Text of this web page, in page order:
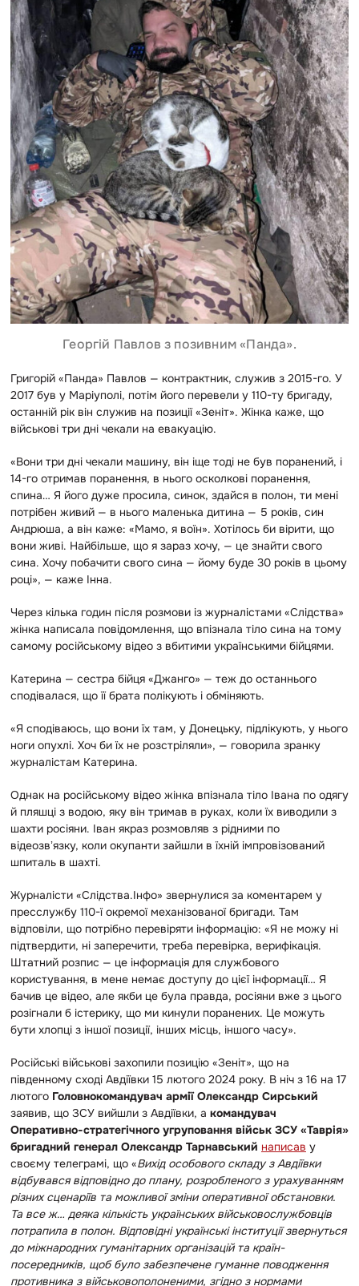
Георгій Павлов з позивним «Панда».
Григорій «Панда» Павлов — контрактник, служив з 2015-го. У
2017 був у Маріуполі, потім його перевели у 110-ту бригаду,
останній рік він служив на позиції «Зеніт». Жінка каже, що
військові три дні чекали на евакуацію.
«Вони три дні чекали машину, він іще тоді не був поранений, і
14-го отримав поранення, в нього осколкові поранення,
спина… Я його дуже просила, синок, здайся в полон, ти мені
потрібен живий — в нього маленька дитина — 5 років, син
Андрюша, а він каже: «Мамо, я воїн». Хотілось би вірити, що
вони живі. Найбільше, що я зараз хочу, — це знайти свого
сина. Хочу побачити свого сина — йому буде 30 років в цьому
році», — каже Інна.
Через кілька годин після розмови із журналістами «Слідства»
жінка написала повідомлення, що впізнала тіло сина на тому
самому російському відео з вбитими українськими бійцями.
Катерина — сестра бійця «Джанго» — теж до останнього
сподівалася, що її брата полікують і обміняють.
«Я сподіваюсь, що вони їх там, у Донецьку, підлікують, у нього
ноги опухлі. Хоч би їх не розстріляли», — говорила зранку
журналістам Катерина.
Однак на російському відео жінка впізнала тіло Івана по одягу
й пляшці з водою, яку він тримав в руках, коли їх виводили з
шахти росіяни. Іван якраз розмовляв з рідними по
відеозвʼязку, коли окупанти зайшли в їхній імпровізований
шпиталь в шахті.
Журналісти «Слідства.Інфо» звернулися за коментарем у
пресслужбу 110-ї окремої механізованої бригади. Там
відповіли, що потрібно перевіряти інформацію: «Я не можу ні
підтвердити, ні заперечити, треба перевірка, верифікація.
Штатний розпис — це інформація для службового
користування, в мене немає доступу до цієї інформації… Я
бачив це відео, але якби це була правда, росіяни вже з цього
розігнали б істерику, що ми кинули поранених. Це можуть
бути хлопці з іншої позиції, інших місць, іншого часу».
Російські військові захопили позицію «Зеніт», що на
південному сході Авдіївки 15 лютого 2024 року. В ніч з 16 на 17
лютого Головнокомандувач армії Олександр Сирський
заявив, що ЗСУ вийшли з Авдіївки, а командувач
Оперативно-стратегічного угруповання військ ЗСУ «Таврія»
бригадний генерал Олександр Тарнавський написав у
своєму телеграмі, що «Вихід особового складу з Авдіївки
відбувався відповідно до плану, розробленого з урахуванням
різних сценаріїв та можливої зміни оперативної обстановки.
Та все ж… деяка кількість українських військовослужбовців
потрапила в полон. Відповідні українські інституції звернуться
до міжнародних гуманітарних організацій та країн-
посередників, щоб було забезпечене гуманне поводження
противника з військовополоненими, згідно з нормами